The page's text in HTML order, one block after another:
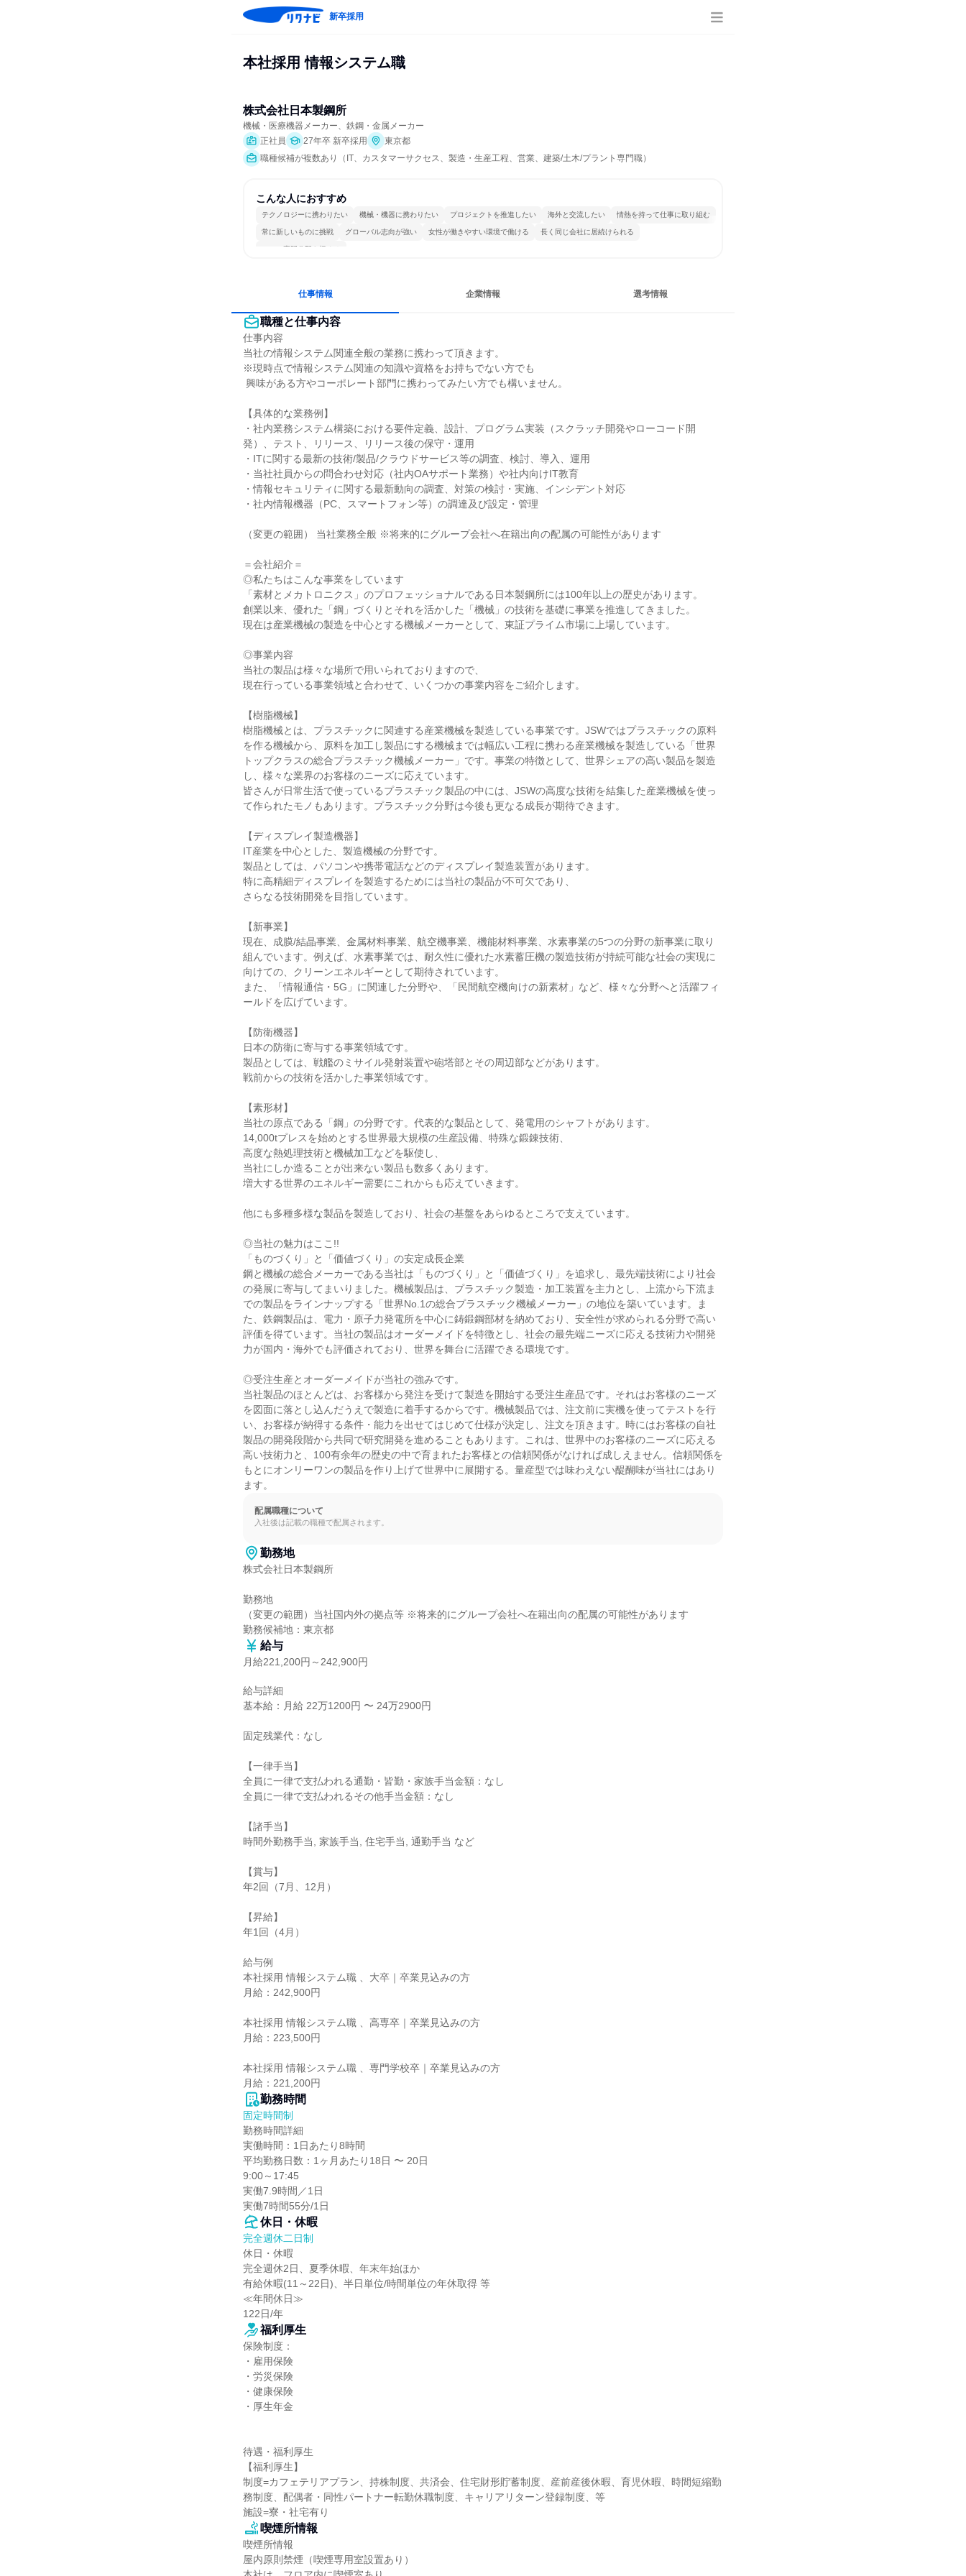
新卒採用
本社採用 情報システム職
株式会社日本製鋼所
機械・医療機器メーカー、鉄鋼・金属メーカー
正社員
27年卒 新卒採用
東京都
職種候補が複数あり（IT、カスタマーサクセス、製造・生産工程、営業、建築/土木/プラント専門職）
こんな人におすすめ
テクノロジーに携わりたい 機械・機器に携わりたい プロジェクトを推進したい 海外と交流したい 情熱を持って仕事に取り組む
常に新しいものに挑戦 グローバル志向が強い 女性が働きやすい環境で働ける 長く同じ会社に居続けられる
一つの専門分野を極める
仕事情報 企業情報 選考情報
職種と仕事内容
仕事内容
当社の情報システム関連全般の業務に携わって頂きます。
※現時点で情報システム関連の知識や資格をお持ちでない方でも
【具体的な業務例】
・社内業務システム構築における要件定義、設計、プログラム実装（スクラッチ開発やローコード開
発）、テスト、リリース、リリース後の保守・運用
・ITに関する最新の技術/製品/クラウドサービス等の調査、検討、導入、運用
・当社社員からの問合わせ対応（社内OAサポート業務）や社内向けIT教育
・情報セキュリティに関する最新動向の調査、対策の検討・実施、インシデント対応
・社内情報機器（PC、スマートフォン等）の調達及び設定・管理
（変更の範囲） 当社業務全般 ※将来的にグループ会社へ在籍出向の配属の可能性があります
＝会社紹介＝
◎私たちはこんな事業をしています
「素材とメカトロニクス」のプロフェッショナルである日本製鋼所には100年以上の歴史があります。
創業以来、優れた「鋼」づくりとそれを活かした「機械」の技術を基礎に事業を推進してきました。
現在は産業機械の製造を中心とする機械メーカーとして、東証プライム市場に上場しています。
◎事業内容
当社の製品は様々な場所で用いられておりますので、
現在行っている事業領域と合わせて、いくつかの事業内容をご紹介します。
【樹脂機械】
樹脂機械とは、プラスチックに関連する産業機械を製造している事業です。JSWではプラスチックの原料
を作る機械から、原料を加工し製品にする機械までは幅広い工程に携わる産業機械を製造している「世界
トップクラスの総合プラスチック機械メーカー」です。事業の特徴として、世界シェアの高い製品を製造
し、様々な業界のお客様のニーズに応えています。
皆さんが日常生活で使っているプラスチック製品の中には、JSWの高度な技術を結集した産業機械を使っ
て作られたモノもあります。プラスチック分野は今後も更なる成長が期待できます。
【ディスプレイ製造機器】
IT産業を中心とした、製造機械の分野です。
製品としては、パソコンや携帯電話などのディスプレイ製造装置があります。
特に高精細ディスプレイを製造するためには当社の製品が不可欠であり、
さらなる技術開発を目指しています。
【新事業】
現在、成膜/結晶事業、金属材料事業、航空機事業、機能材料事業、水素事業の5つの分野の新事業に取り
組んでいます。例えば、水素事業では、耐久性に優れた水素蓄圧機の製造技術が持続可能な社会の実現に
向けての、クリーンエネルギーとして期待されています。
また、「情報通信・5G」に関連した分野や、「民間航空機向けの新素材」など、様々な分野へと活躍フィ
ールドを広げています。
【防衛機器】
日本の防衛に寄与する事業領域です。
製品としては、戦艦のミサイル発射装置や砲塔部とその周辺部などがあります。
戦前からの技術を活かした事業領域です。
【素形材】
当社の原点である「鋼」の分野です。代表的な製品として、発電用のシャフトがあります。
14,000tプレスを始めとする世界最大規模の生産設備、特殊な鍛錬技術、
高度な熱処理技術と機械加工などを駆使し、
当社にしか造ることが出来ない製品も数多くあります。
増大する世界のエネルギー需要にこれからも応えていきます。
他にも多種多様な製品を製造しており、社会の基盤をあらゆるところで支えています。
◎当社の魅力はここ!!
「ものづくり」と「価値づくり」の安定成長企業
鋼と機械の総合メーカーである当社は「ものづくり」と「価値づくり」を追求し、最先端技術により社会
の発展に寄与してまいりました。機械製品は、プラスチック製造・加工装置を主力とし、上流から下流ま
での製品をラインナップする「世界No.1の総合プラスチック機械メーカー」の地位を築いています。ま
た、鉄鋼製品は、電力・原子力発電所を中心に鋳鍛鋼部材を納めており、安全性が求められる分野で高い
評価を得ています。当社の製品はオーダーメイドを特徴とし、社会の最先端ニーズに応える技術力や開発
力が国内・海外でも評価されており、世界を舞台に活躍できる環境です。
◎受注生産とオーダーメイドが当社の強みです。
当社製品のほとんどは、お客様から発注を受けて製造を開始する受注生産品です。それはお客様のニーズ
を図面に落とし込んだうえで製造に着手するからです。機械製品では、注文前に実機を使ってテストを行
い、お客様が納得する条件・能力を出せてはじめて仕様が決定し、注文を頂きます。時にはお客様の自社
製品の開発段階から共同で研究開発を進めることもあります。これは、世界中のお客様のニーズに応える
高い技術力と、100有余年の歴史の中で育まれたお客様との信頼関係がなければ成しえません。信頼関係を
もとにオンリーワンの製品を作り上げて世界中に展開する。量産型では味わえない醍醐味が当社にはあり
ます。
配属職種について
入社後は記載の職種で配属されます。
勤務地
株式会社日本製鋼所
勤務地
（変更の範囲）当社国内外の拠点等 ※将来的にグループ会社へ在籍出向の配属の可能性があります
勤務候補地：東京都
給与
月給221,200円～242,900円
給与詳細
基本給：月給 22万1200円 〜 24万2900円
固定残業代：なし
【一律手当】
全員に一律で支払われる通勤・皆勤・家族手当金額：なし
全員に一律で支払われるその他手当金額：なし
【諸手当】
時間外勤務手当, 家族手当, 住宅手当, 通勤手当 など
【賞与】
年2回（7月、12月）
【昇給】
年1回（4月）
給与例
本社採用 情報システム職 、大卒｜卒業見込みの方
月給：242,900円
本社採用 情報システム職 、高専卒｜卒業見込みの方
月給：223,500円
本社採用 情報システム職 、専門学校卒｜卒業見込みの方
月給：221,200円
勤務時間
固定時間制
勤務時間詳細
実働時間：1日あたり8時間
平均勤務日数：1ヶ月あたり18日 〜 20日
9:00～17:45
実働7.9時間／1日
実働7時間55分/1日
休日・休暇
完全週休二日制
休日・休暇
完全週休2日、夏季休暇、年末年始ほか
有給休暇(11～22日)、半日単位/時間単位の年休取得 等
≪年間休日≫
122日/年
福利厚生
保険制度：
・雇用保険
・労災保険
・健康保険
・厚生年金
待遇・福利厚生
【福利厚生】
制度=カフェテリアプラン、持株制度、共済会、住宅財形貯蓄制度、産前産後休暇、育児休暇、時間短縮勤
務制度、配偶者・同性パートナー転勤休職制度、キャリアリターン登録制度、等
施設=寮・社宅有り
喫煙所情報
喫煙所情報
屋内原則禁煙（喫煙専用室設置あり）